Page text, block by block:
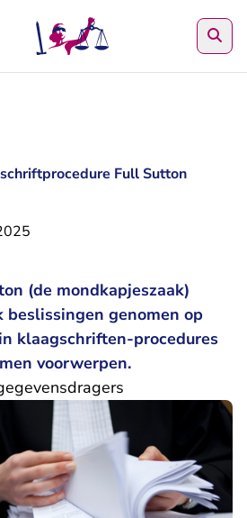
Full Sutton
(de mondkapjeszaak)
beslissingen genomen op
klaagschriften-procedures
voorwerpen.